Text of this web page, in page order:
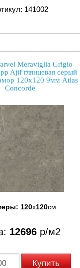
141002
Meraviglia Grigio
Ajif глянцевая серый
120x120 9мм Atlas
Concorde
120x120см
12696 р/м2
Купить